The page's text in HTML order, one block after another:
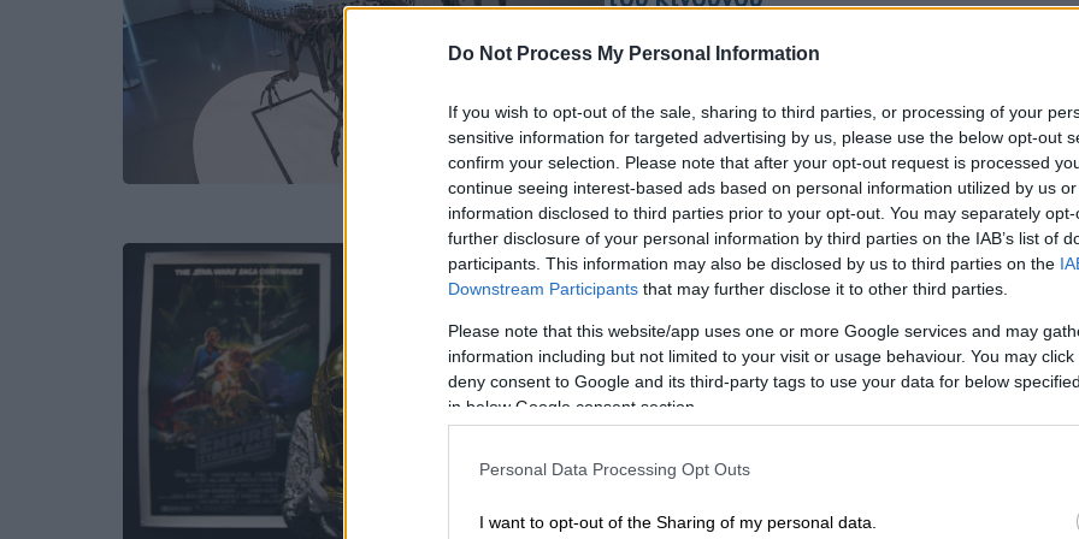
Do Not Process My Personal Information
If you wish to opt-out of the sale, sharing to third parties, or processing of your
sensitive information for targeted advertising by us, please use the below opt-out
confirm your selection. Please note that after your opt-out request is processed
continue seeing interest-based ads based on personal information utilized by us
information disclosed to third parties prior to your opt-out. You may separately
further disclosure of your personal information by third parties on the IAB’s list of
participants. This information may also be disclosed by us to third parties on the
Downstream Participants that may further disclose it to other third parties.
Please note that this website/app uses one or more Google services and may
information including but not limited to your visit or usage behaviour. You may
deny consent to Google and its third-party tags to use your data for below
in below Google consent section.
Personal Data Processing Opt Outs
I want to opt-out of the Sharing of my personal data.
Η ζήτηση και οι τιμές για
προϊστορικά αντικείμενα έχουν
αυξηθεί τα τελευταία χρόνια, καθώς
οι πλούσιοι επιδιώκουν να
αποκτήσουν ένα κόκαλο, ένα κρανίο ή
ακόμη και έναν ολόκληρο σκελετό
Σινεμά 30.03.2026 14:57
Κεφάλι του C-3PO από το «Star
Wars» πωλήθηκε για πάνω από 1
εκατ. δολάρια - Σπάνια
κινηματογραφικά αντικείμενα σε
ιστορική δημοπρασία
Την ίδια στιγμή, θραύσματα σπαθιού
έφτασαν τα 252.000 δολάρια